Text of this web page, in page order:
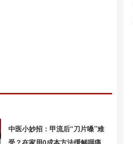
中医小妙招：甲流后“刀片嗓”难
受？在家用0成本方法缓解咽痛